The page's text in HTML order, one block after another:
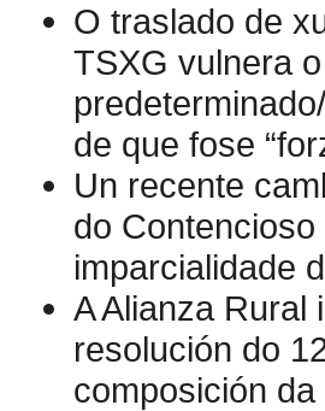
O traslado de
TSXG vulnera
de que fose
Un recente
do
imparcialidade
A Alianza Rural
resolución do
composición